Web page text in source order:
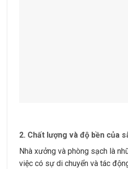
2. Chất lượng và độ bền của
Nhà xưởng và phòng sạch là
việc có sự di chuyển và tác